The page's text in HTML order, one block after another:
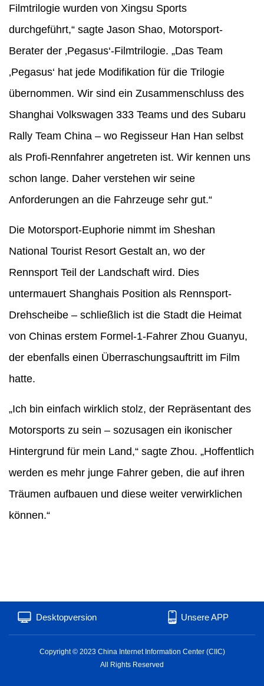
Filmtrilogie wurden von Xingsu Sports
durchgeführt,“ sagte Jason Shao, Motorsport-
Berater der ‚Pegasus‘-Filmtrilogie. „Das Team
‚Pegasus‘ hat jede Modifikation für die Trilogie
übernommen. Wir sind ein Zusammenschluss des
Shanghai Volkswagen 333 Teams und des Subaru
Rally Team China – wo Regisseur Han Han selbst
als Profi-Rennfahrer angetreten ist. Wir kennen uns
schon lange. Daher verstehen wir seine
Anforderungen an die Fahrzeuge sehr gut.“
Die Motorsport-Euphorie nimmt im Sheshan
National Tourist Resort Gestalt an, wo der
Rennsport Teil der Landschaft wird. Dies
untermauert Shanghais Position als Rennsport-
Drehscheibe – schließlich ist die Stadt die Heimat
von Chinas erstem Formel-1-Fahrer Zhou Guanyu,
der ebenfalls einen Überraschungsauftritt im Film
hatte.
„Ich bin einfach wirklich stolz, der Repräsentant des
Motorsports zu sein – sozusagen ein ikonischer
Hintergrund für mein Land,“ sagte Zhou. „Hoffentlich
werden es mehr junge Fahrer geben, die auf ihren
Träumen aufbauen und diese weiter verwirklichen
können.“
Desktopversion Unsere APP
Copyright © 2023 China Internet Information Center (CIIC)
All Rights Reserved